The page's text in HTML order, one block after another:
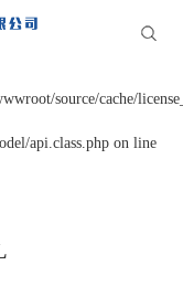
source/cache/
api.class.php on line